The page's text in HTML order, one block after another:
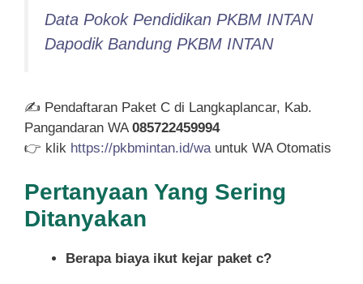
Data Pokok Pendidikan PKBM INTAN
Dapodik Bandung PKBM INTAN
✍ Pendaftaran Paket C di Langkaplancar, Kab.
Pangandaran WA 085722459994
👉 klik https://pkbmintan.id/wa untuk WA Otomatis
Pertanyaan Yang Sering
Ditanyakan
Berapa biaya ikut kejar paket c?